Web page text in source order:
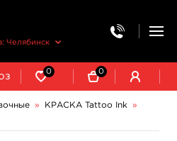
Челябинск
0 0
» КРАСКА Tattoo Ink
»